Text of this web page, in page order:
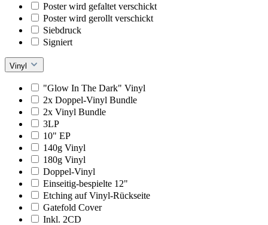
Poster wird gefaltet verschickt
Poster wird gerollt verschickt
Siebdruck
Signiert
Vinyl
"Glow In The Dark" Vinyl
2x Doppel-Vinyl Bundle
2x Vinyl Bundle
3LP
10" EP
140g Vinyl
180g Vinyl
Doppel-Vinyl
Einseitig-bespielte 12"
Etching auf Vinyl-Rückseite
Gatefold Cover
Inkl. 2CD